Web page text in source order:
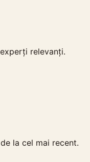
relevanți.
la cel mai recent.